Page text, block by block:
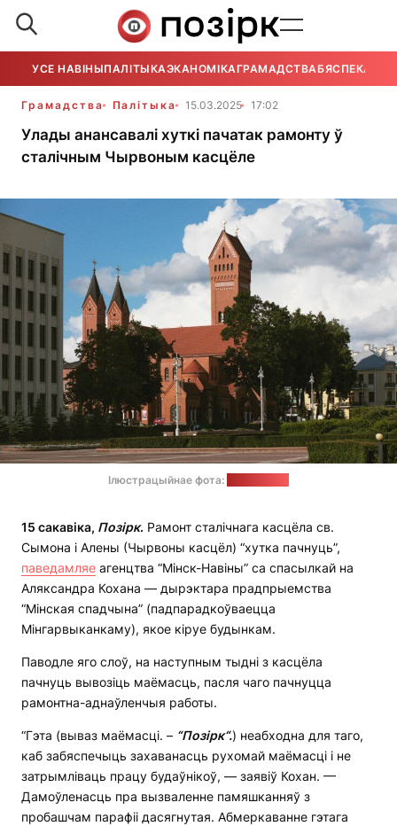
УСЕ НАВІНЫПАЛІТЫКАЭКАНОМІКАГРАМАДСТВАБЯСПЕКА
Грамадства Палітыка 15.03.2025 17:02
Улады анансавалі хуткі пачатак рамонту ў
сталічным Чырвоным касцёле
Ілюстрацыйнае фота:
15 сакавіка, Позірк. Рамонт сталічнага касцёла св.
Сымона і Алены (Чырвоны касцёл) “хутка пачнуць”,
паведамляе агенцтва “Мінск-Навіны” са спасылкай на
Аляксандра Кохана — дырэктара прадпрыемства
“Мінская спадчына” (падпарадкоўваецца
Мінгарвыканкаму), якое кіруе будынкам.
Паводле яго слоў, на наступным тыдні з касцёла
пачнуць вывозіць маёмасць, пасля чаго пачнуцца
рамонтна-аднаўленчыя работы.
“Гэта (вываз маёмасці. – “Позірк“.) неабходна для таго,
каб забяспечыць захаванасць рухомай маёмасці і не
затрымліваць працу будаўнікоў, — заявіў Кохан. —
Дамоўленасць пра вызваленне памяшканняў з
пробашчам парафіі дасягнутая. Абмеркаванне гэтага